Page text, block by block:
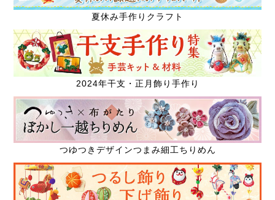
夏休み手作りクラフト
2024年干支・正月飾り手作り
つゆつきデザインつまみ細工ちりめん